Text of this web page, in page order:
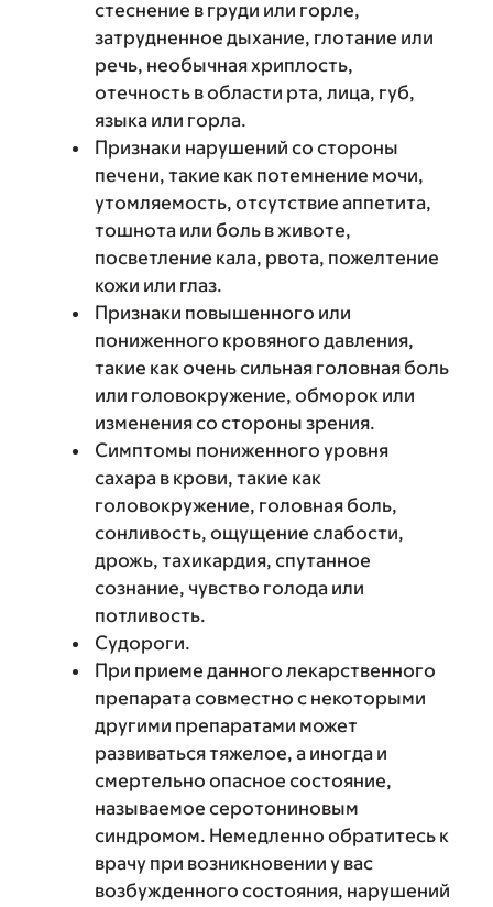
стеснение в груди или горле,
затрудненное дыхание, глотание или
речь, необычная хриплость,
отечность в области рта, лица, губ,
языка или горла.
Признаки нарушений со стороны
печени, такие как потемнение мочи,
утомляемость, отсутствие аппетита,
тошнота или боль в животе,
посветление кала, рвота, пожелтение
кожи или глаз.
Признаки повышенного или
пониженного кровяного давления,
такие как очень сильная головная боль
или головокружение, обморок или
изменения со стороны зрения.
Симптомы пониженного уровня
сахара в крови, такие как
головокружение, головная боль,
сонливость, ощущение слабости,
дрожь, тахикардия, спутанное
сознание, чувство голода или
потливость.
Судороги.
При приеме данного лекарственного
препарата совместно с некоторыми
другими препаратами может
развиваться тяжелое, а иногда и
смертельно опасное состояние,
называемое серотониновым
синдромом. Немедленно обратитесь к
врачу при возникновении у вас
возбужденного состояния, нарушений